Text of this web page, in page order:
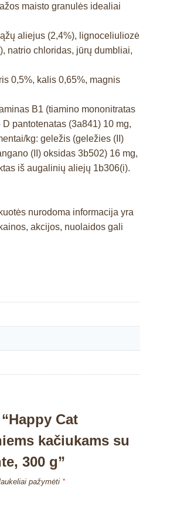
maisto granulės idealiai
aliejus (2,4%), lignoceliuliozė
natrio chloridas, jūrų dumbliai,
0,5%, kalis 0,65%, magnis
B1 (tiamino mononitratas
pantotenatas (3a841) 10 mg,
kg: geležis (geležies (II)
(II) oksidas 3b502) 16 mg,
iš augalinių aliejų 1b306(i).
nurodoma informacija yra
akcijos, nuolaidos gali
Cat
kačiukams su
300 g”
pažymėti *